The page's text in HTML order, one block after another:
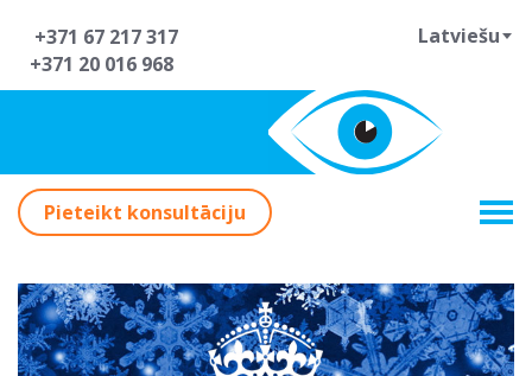
+371 67 217 317
+371 20 016 968
Latviešu
Pieteikt konsultāciju